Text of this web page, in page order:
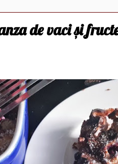
de vaci și